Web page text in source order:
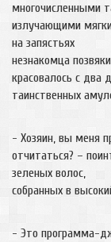
многочисленными
излучающими
на запястьях
незнакомца
красовалось с два
таинственных
- Хозяин, вы меня
отчитаться? –
зеленых волос,
собранных в
- Это программа-